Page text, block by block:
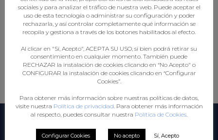
PARTE E
PROTOCOLO
(PISTA)
PÓLIZA PISTA
PÓLIZA
PRAIA
sociales y para analizar el tráfico de nuestra web. Puede aceptar el
uso de esta tecnología o administrar su configuración y poder
rechazarla, y así controlar completamente qué información se
recopila y gestiona a través de los botones habilitados al efecto.
Al clicar en "Sí, Acepto", ACEPTA SU USO, si bien podrá retirar su
consentimiento en cualquier momento. También puede
RECHAZAR la instalación de cookies clicando en “No Acepto" o
CONFIGURAR la instalación de cookies clicando en “Configurar
Cookies”.
Para obtener más información sobre nuestras políticas de datos,
visite nuestra Política de privacidad . Para obtener más información
al respecto, puedes consultar nuestra Política de Cookies
Configurar Cookies No acepto Sí, Acepto